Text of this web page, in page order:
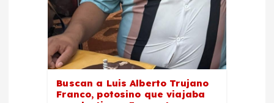
Buscan a Luis Alberto Trujano
Franco, potosino que viajaba